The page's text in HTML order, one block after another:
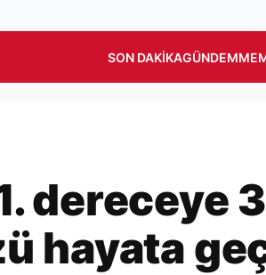
SON DAKIKAGÜNDEM
dereceye
hayata